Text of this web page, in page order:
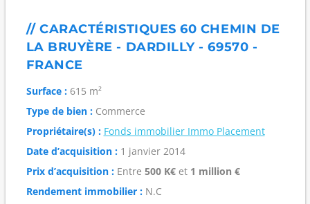
// CARACTÉRISTIQUES 60 CHEMIN DE
LA BRUYÈRE - DARDILLY - 69570 -
FRANCE
Surface :615 m²
Type de bien :Commerce
Propriétaire(s) : Fonds immobilier Immo Placement
Date d’acquisition :1 janvier 2014
Prix d’acquisition :Entre 500 K€et 1 million €
Rendement immobilier :N.C